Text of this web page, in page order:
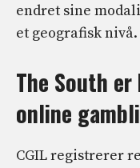
endret sine
et geografisk nivå.
The South
online
CGIL registrerer